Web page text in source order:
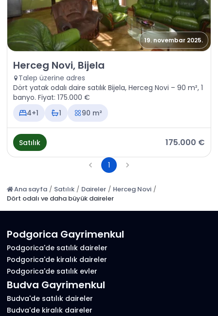
19. novembar 2025.
Satılık - Daire Herceg Novi, Bijela
Herceg Novi, Bijela
Talep üzerine adres
Dört yatak odalı daire satılık Bijela, Herceg Novi – 90 m², 1
banyo. Fiyat: 175.000 €
4+1
1 90 m²
Satılık 175.000 €
1
Ana sayfa / Satılık / Daireler / Herceg Novi /
Dört odalı ve daha büyük daireler
Podgorica Gayrimenkul
Podgorica'de satılık daireler
Podgorica'de kiralık daireler
Podgorica'de satılık evler
Budva Gayrimenkul
Budva'de satılık daireler
Budva'de kiralık daireler